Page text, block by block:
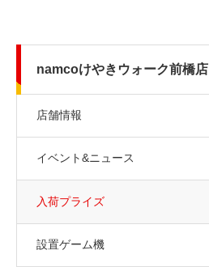
namcoけやきウォーク前橋店
店舗情報
イベント&ニュース
入荷プライズ
設置ゲーム機